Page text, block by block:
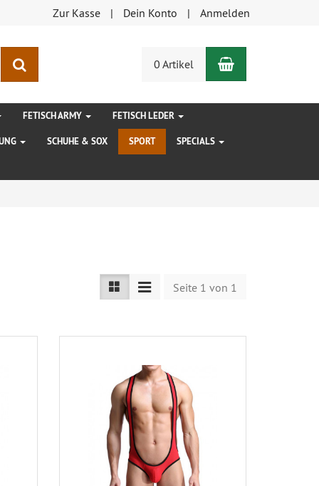
Zur Kasse Dein Konto Anmelden
0 Artikel Warenkorb
FETISCH ARMY FETISCH LEDER
SCHUHE & SOX SPORT SPECIALS
Seite 1 von 1